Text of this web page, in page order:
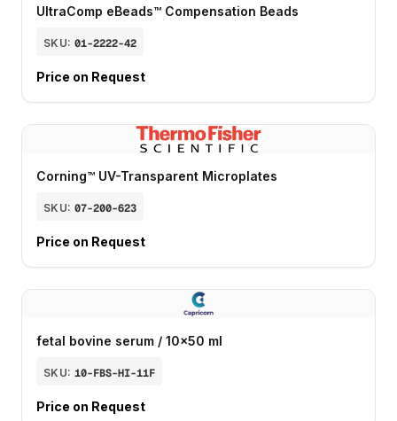
UltraComp eBeads™ Compensation Beads
SKU: 01-2222-42
Price on Request
Corning™ UV-Transparent Microplates
SKU: 07-200-623
Price on Request
fetal bovine serum / 10x50 ml
SKU: 10-FBS-HI-11F
Price on Request